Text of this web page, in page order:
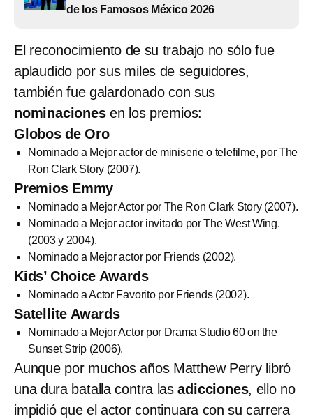
de los Famosos México 2026
El reconocimiento de su trabajo no sólo fue
aplaudido por sus miles de seguidores,
también fue galardonado con sus
nominaciones en los premios:
Globos de Oro
Nominado a Mejor actor de miniserie o telefilme, por The
Ron Clark Story (2007).
Premios Emmy
Nominado a Mejor Actor por The Ron Clark Story (2007).
Nominado a Mejor actor invitado por The West Wing.
(2003 y 2004).
Nominado a Mejor actor por Friends (2002).
Kids’ Choice Awards
Nominado a Actor Favorito por Friends (2002).
Satellite Awards
Nominado a Mejor Actor por Drama Studio 60 on the
Sunset Strip (2006).
Aunque por muchos años Matthew Perry libró
una dura batalla contra lasadicciones, ello no
impidió que el actor continuara con su carrera